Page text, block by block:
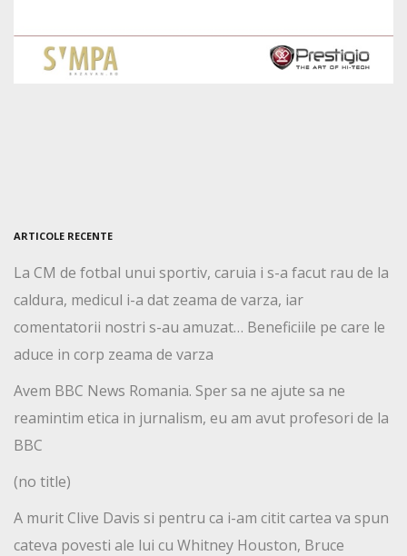
ARTICOLE RECENTE
La CM de fotbal unui sportiv, caruia i s-a facut rau de la
caldura, medicul i-a dat zeama de varza, iar
comentatorii nostri s-au amuzat… Beneficiile pe care le
aduce in corp zeama de varza
Avem BBC News Romania. Sper sa ne ajute sa ne
reamintim etica in jurnalism, eu am avut profesori de la
BBC
(no title)
A murit Clive Davis si pentru ca i-am citit cartea va spun
cateva povesti ale lui cu Whitney Houston, Bruce